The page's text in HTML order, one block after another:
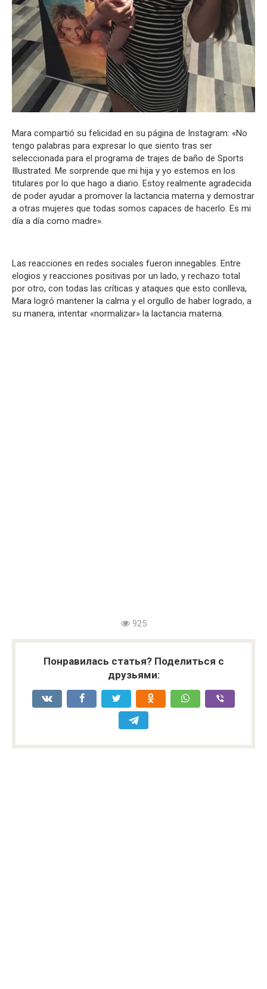
Mara compartió su felicidad en su página de Instagram: «No
tengo palabras para expresar lo que siento tras ser
seleccionada para el programa de trajes de baño de Sports
Illustrated. Me sorprende que mi hija y yo estemos en los
titulares por lo que hago a diario. Estoy realmente agradecida
de poder ayudar a promover la lactancia materna y demostrar
a otras mujeres que todas somos capaces de hacerlo. Es mi
día a día como madre».
Las reacciones en redes sociales fueron innegables. Entre
elogios y reacciones positivas por un lado, y rechazo total
por otro, con todas las críticas y ataques que esto conlleva,
Mara logró mantener la calma y el orgullo de haber logrado, a
su manera, intentar «normalizar» la lactancia materna.
925
Понравилась статья? Поделиться с
друзьями: